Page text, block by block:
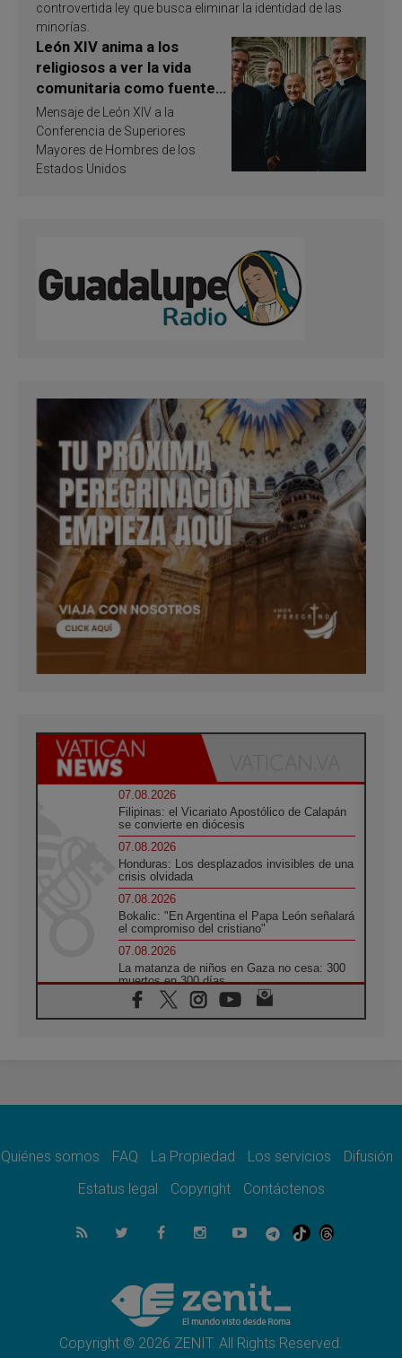
controvertida ley que busca eliminar la identidad de las
minorías.
León XIV anima a los
religiosos a ver la vida
comunitaria como fuente
de inspiración y
santificación
Mensaje de León XIV a la
Conferencia de Superiores
Mayores de Hombres de los
Estados Unidos
07.08.2026
Filipinas: el Vicariato Apostólico de Calapán
se convierte en diócesis
07.08.2026
Honduras: Los desplazados invisibles de una
crisis olvidada
07.08.2026
Bokalic: "En Argentina el Papa León señalará
el compromiso del cristiano"
07.08.2026
La matanza de niños en Gaza no cesa: 300
muertos en 300 días
07.08.2026
Tagle: La guerra desfigura el mundo, solo la
como misión al servicio del Evangelio
SIGNIS 2026, dar voz a las religiosas en el
07.08.2026
Lanzan un proyecto de empoderamiento
Programa oficial del Viaje Apostólico del
Papa León XIV a Francia
Quiénes somos FAQ La Propiedad Los servicios
Difusión
Estatus legal
Copyright Contáctenos
Copyright © 2026 ZENIT. All Rights Reserved.